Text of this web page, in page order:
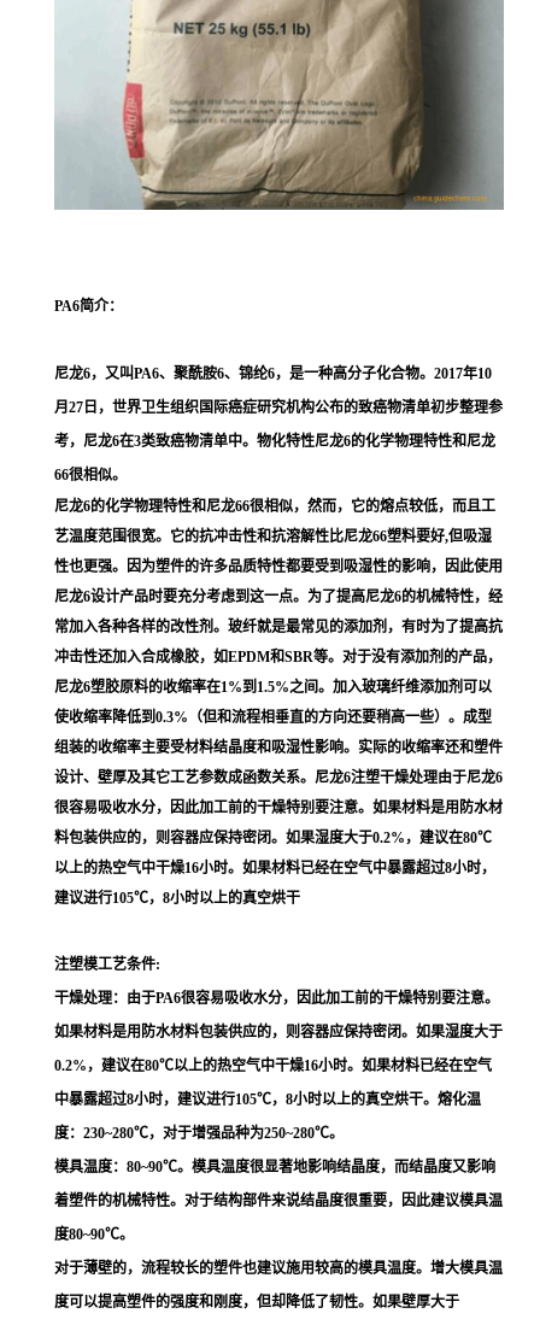
PA6简介：
尼龙6，又叫PA6、聚酰胺6、锦纶6，是一种高分子化合物。2017年10
月27日，世界卫生组织国际癌症研究机构公布的致癌物清单初步整理参
考，尼龙6在3类致癌物清单中。物化特性尼龙6的化学物理特性和尼龙
66很相似。
尼龙6的化学物理特性和尼龙66很相似，然而，它的熔点较低，而且工
艺温度范围很宽。它的抗冲击性和抗溶解性比尼龙66塑料要好,但吸湿
性也更强。因为塑件的许多品质特性都要受到吸湿性的影响，因此使用
尼龙6设计产品时要充分考虑到这一点。为了提高尼龙6的机械特性，经
常加入各种各样的改性剂。玻纤就是最常见的添加剂，有时为了提高抗
冲击性还加入合成橡胶，如EPDM和SBR等。对于没有添加剂的产品，
尼龙6塑胶原料的收缩率在1%到1.5%之间。加入玻璃纤维添加剂可以
使收缩率降低到0.3%（但和流程相垂直的方向还要稍高一些）。成型
组装的收缩率主要受材料结晶度和吸湿性影响。实际的收缩率还和塑件
设计、壁厚及其它工艺参数成函数关系。尼龙6注塑干燥处理由于尼龙6
很容易吸收水分，因此加工前的干燥特别要注意。如果材料是用防水材
料包装供应的，则容器应保持密闭。如果湿度大于0.2%，建议在80℃
以上的热空气中干燥16小时。如果材料已经在空气中暴露超过8小时，
建议进行105℃，8小时以上的真空烘干
注塑模工艺条件:
干燥处理：由于PA6很容易吸收水分，因此加工前的干燥特别要注意。
如果材料是用防水材料包装供应的，则容器应保持密闭。如果湿度大于
0.2%，建议在80℃以上的热空气中干燥16小时。如果材料已经在空气
中暴露超过8小时，建议进行105℃，8小时以上的真空烘干。熔化温
度：230~280℃，对于增强品种为250~280℃。
模具温度：80~90℃。模具温度很显著地影响结晶度，而结晶度又影响
着塑件的机械特性。对于结构部件来说结晶度很重要，因此建议模具温
度80~90℃。
对于薄壁的，流程较长的塑件也建议施用较高的模具温度。增大模具温
度可以提高塑件的强度和刚度，但却降低了韧性。如果壁厚大于